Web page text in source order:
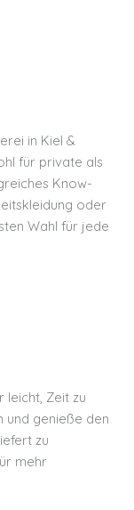
in Kiel &
für private als
Know-
oder
Wahl für jede
leicht, Zeit zu
und genieße den
zu
mehr